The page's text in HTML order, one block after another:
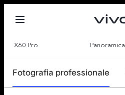
X60 Pro Panoramica
Galleria
Fotografia professionale